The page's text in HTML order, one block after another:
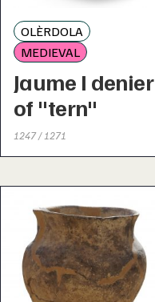
OLÈRDOLA
MEDIEVAL
Jaume I denier
of "tern"
1247 / 1271